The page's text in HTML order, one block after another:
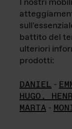
battito del
ulteriori
prodotti:
DANIEL -
HUGO,
MARTA -